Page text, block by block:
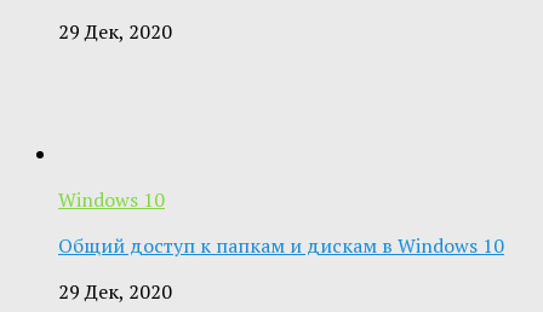
29 Дек, 2020
Windows 10
Общий доступ к папкам и дискам в Windows 10
29 Дек, 2020